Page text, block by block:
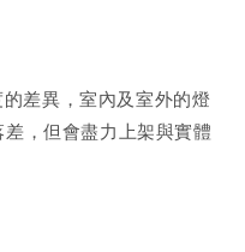
差異，室內及室外的燈
，但會盡力上架與實體